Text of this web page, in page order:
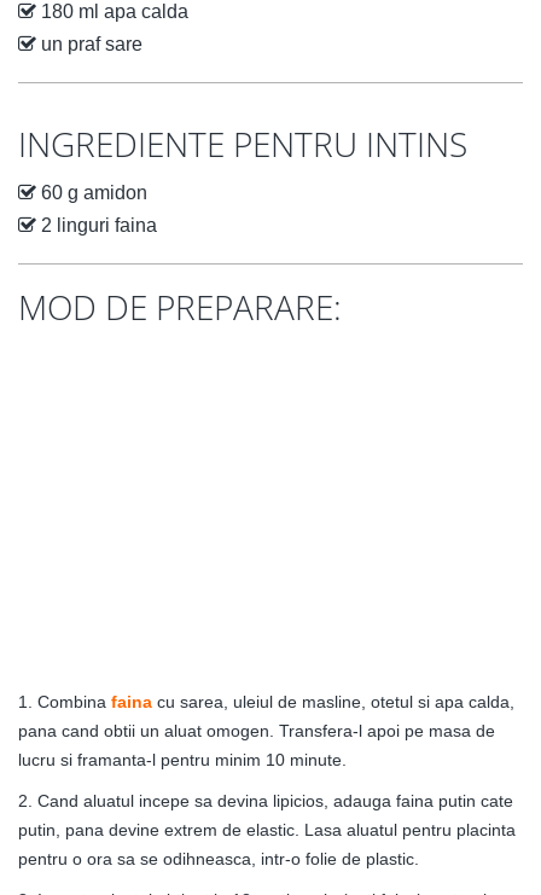
180 ml apa calda
un praf sare
INGREDIENTE PENTRU INTINS
60 g amidon
2 linguri faina
MOD DE PREPARARE:
1. Combina faina cu sarea, uleiul de masline, otetul si apa calda,
pana cand obtii un aluat omogen. Transfera-l apoi pe masa de
lucru si framanta-l pentru minim 10 minute.
2. Cand aluatul incepe sa devina lipicios, adauga faina putin cate
putin, pana devine extrem de elastic. Lasa aluatul pentru placinta
pentru o ora sa se odihneasca, intr-o folie de plastic.